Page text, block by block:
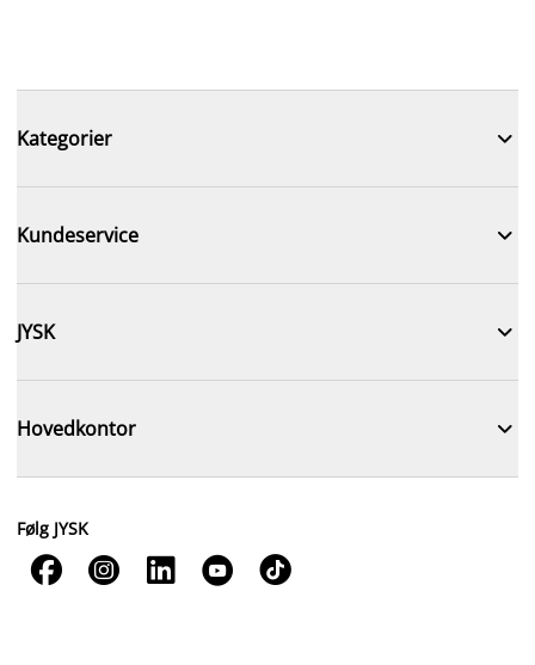
Kategorier 
Kundeservice 
JYSK 
Hovedkontor 
Følg JYSK
    